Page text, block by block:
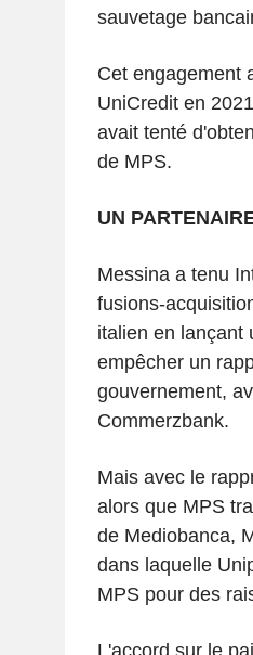
sauvetage
Cet engagement
UniCredit en
avait tenté
de MPS.
UN
Messina a tenu
fusions-
italien en lançant
empêcher un
gouvernement,
Commerzbank.
Mais avec le
alors que MPS
de Mediobanca,
dans laquelle
MPS pour des
L'accord sur le